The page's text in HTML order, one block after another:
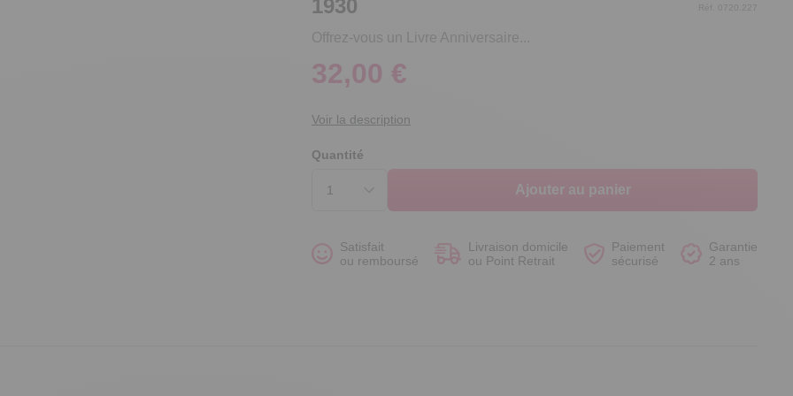
1930
Offrez-vous un Livre Anniversaire...
Réf. 0720.227
32,00 €
Voir la description
Quantité
Ajouter au panier
Satisfait
ou remboursé
Livraison domicile
ou Point Retrait
Paiement
sécurisé
Garantie
2 ans